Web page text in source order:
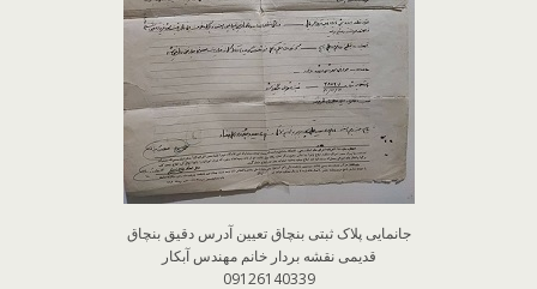
جانمایی پلاک ثبتی بنچاق تعیین آدرس دقیق بنچاق
قدیمی نقشه بردار خانم مهندس آبکار
09126140339